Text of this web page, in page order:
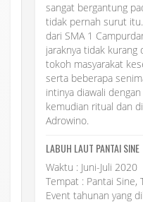
sangat bergantung
tidak pernah surut
dari SMA 1
jaraknya tidak kurang
tokoh masyarakat
serta beberapa
intinya diawali
kemudian ritual dan
Adrowino.
LABUH LAUT PANTAI SINE
Waktu : Juni-Juli 2020
Tempat : Pantai Sine,
Event tahunan yang